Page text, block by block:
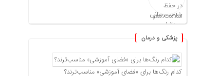
پزشکی و درمان
کدام رنگ‌ها برای «فضای آموزشی» مناسب‌ترند؟